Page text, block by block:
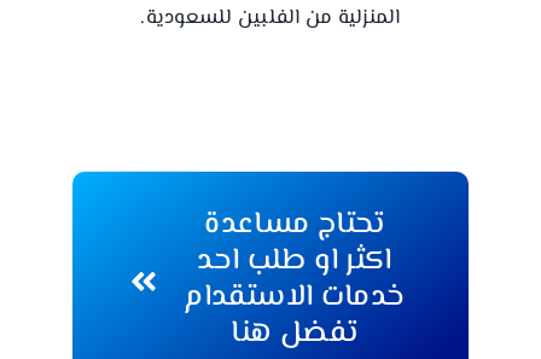
المنزلية من الفلبين للسعودية.
تحتاج مساعدة
اكثر او طلب احد
خدمات الاستقدام
تفضل هنا